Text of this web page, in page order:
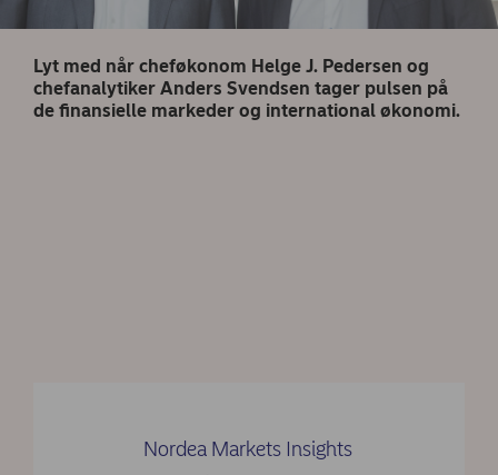
Lyt med når cheføkonom Helge J. Pedersen og
chefanalytiker Anders Svendsen tager pulsen på
de finansielle markeder og international økonomi.
Nordea Markets Insights